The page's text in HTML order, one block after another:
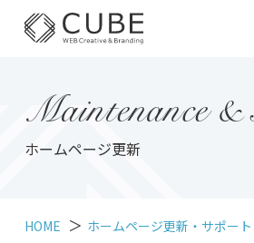
Maintenance &
ホームページ更新
HOME
ホームページ更新・サポー